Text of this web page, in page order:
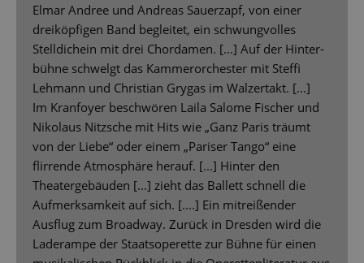
Elmar Andree und Andreas Sauerzapf, von einer
dreiköpfigen Band begleitet, ein schwungvolles
Stelldichein mit drei Chordamen. [...] Auf der Hinter-
bühne schwelgt das Kammerorchester mit Steffi
Lehmann und Christian Grygas im Walzertakt. [...]
Im Kranfoyer beschwören Laila Salome Fischer und
Nikolaus Nitzsche mit Hits wie „Ganz Paris träumt
von der Liebe“ oder einem „Pariser Tango“ eine
flirrende Atmosphäre herauf. [...] Hinter den
Theatergebäuden [...] zieht das Ballett schnell die
Aufmerksamkeit auf sich. [....] Ein mitreißender
Ausflug zum Broadway. Zurück in Dresden wird die
Laderampe der Staatsoperette zur Bühne für einen